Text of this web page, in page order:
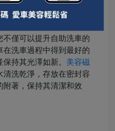
僅可以提升自助洗車的
洗車過程中得到最好的
持其光澤如新。 美容磁
清洗乾淨，存放在密封容
附著，保持其清潔和效